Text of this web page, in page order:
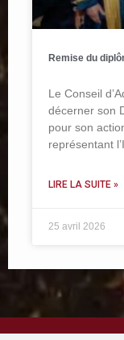
Remise du
Le Conseil
décerner son
pour son
représentant
LIRE LA SUITE »
25 avril 2026